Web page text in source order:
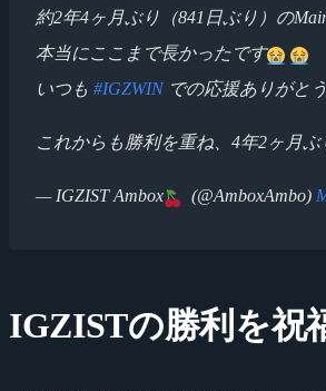
約2年4ヶ月ぶり（841日ぶり）の
本当にここまで長かったです
いつも #IGZWINでの応援ありがと
これからも勝利を重ね、4年2ヶ月
— IGZIST Ambox (@AmboxAmbo)
IGZISTの勝利を祝